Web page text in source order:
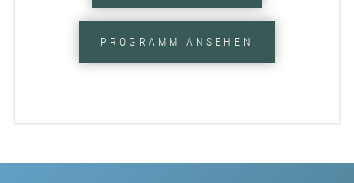
PROGRAMM ANSEHEN